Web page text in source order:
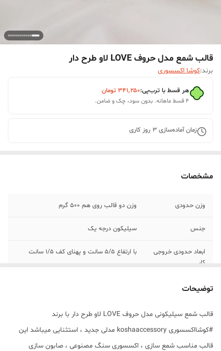
قالب شمع مدل حروف LOVE لاو طرح دار
برند:کوشا اکسسوری
هر قسط با ترب‌پی:۳۴۱٬۲۵۰ تومان
۴ قسط ماهانه. بدون سود، چک و ضامن.
زمان آماده‌سازی 3 روز کاری
مشخصات
وزن حدودی وزن دو قالب روی هم 500 گرم
جنس سیلیکون درجه یک
ابعاد حدودی خروجی
کار
با ارتفاع 5/5 سانت و پهنای کف 1/5 سانت
توضیحات
قالب شمع سیلیکونی مدل حروف LOVE لاو طرح دار با برند
#کوشااکسسوری koshaaccessory مدلی جدید ، استثنایی میباشد این
قالب مناسب شمع سازی ، اکسسوری سنگ مصنوعی ، صابون سازی